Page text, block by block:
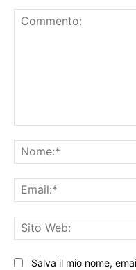
Salva il mio nome,